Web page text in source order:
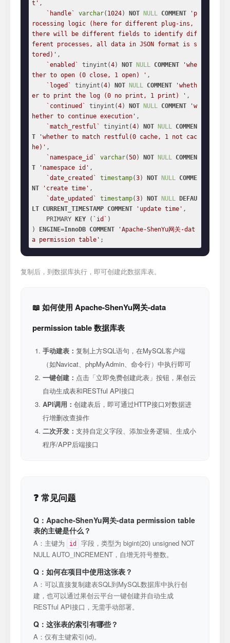
t' ,
`handle`
varchar( 1024) NOT NULL COMMENT
'p
rocessing logic (here for different plug-ins,
there will be different fields to identify dif
ferent processes, all data in JSON format is s
tored)' ,
`enabled`
tinyint(4) NOT NULL COMMENT
'whe
ther to open (0 close, 1 open) ' ,
`loged`
tinyint(4) NOT NULL COMMENT
'wheth
er to print the log (0 no print, 1 print) ' ,
`continued`
tinyint(4) NOT NULL COMMENT
'w
hether to continue execution' ,
`match_restful`
tinyint(4) NOT NULL COMMEN
T
'whether to match restful(0 cache, 1 not cac
he)' ,
`namespace_id`
varchar(50) NOT NULL COMMEN
T
'namespace id' ,
`date_created`
timestamp(3) NOT NULL COMME
NT
'create time' ,
`date_updated`
timestamp(3) NOT NULL
DEFAU
LT CURRENT_TIMESTAMP COMMENT 'update time' ,
    PRIMARY
KEY ( `id` )
)
ENGINE=InnoDB COMMENT
'Apache-ShenYu网关-dat
a permission table' ;
复制后，到数据库执行，即可创建此数据库表。
📖 如何使用 Apache-ShenYu网关-data
permission table 数据库表
手动建表： 复制上方SQL语句，在MySQL客户端
（如Navicat、phpMyAdmin、命令行）中执行即可
一键创建： 点击「立即免费创建此表」按钮，果创云
自动生成表和RESTful API接口
API调用： 创建表后，即可通过HTTP接口对数据进
行增删改查操作
二次开发： 支持自定义字段、添加业务逻辑、生成小
程序/APP后端接口
❓ 常见问题
Q：Apache-ShenYu网关-data permission table
表的主键是什么？
A：主键为 id
字段，类型为 bigint(20) unsigned NOT
NULL AUTO_INCREMENT，自增无符号整数。
Q：如何在项目中使用这张表？
A：可以直接复制建表SQL到MySQL数据库中执行创
建，也可以通过果创云平台一键创建并自动生成
RESTful API接口，无需手动部署。
Q：这张表的索引有哪些？
A：仅有主键索引(id)。